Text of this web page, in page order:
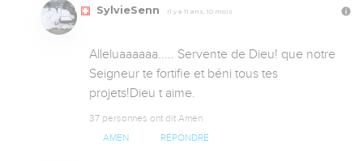
SylvieSenn Il y a 11 ans, 10 mois
Alleluaaaaaa..... Servente de Dieu! que notre
Seigneur te fortifie et béni tous tes
projets!Dieu t aime.
37 personnes ont dit Amen
AMEN RÉPONDRE